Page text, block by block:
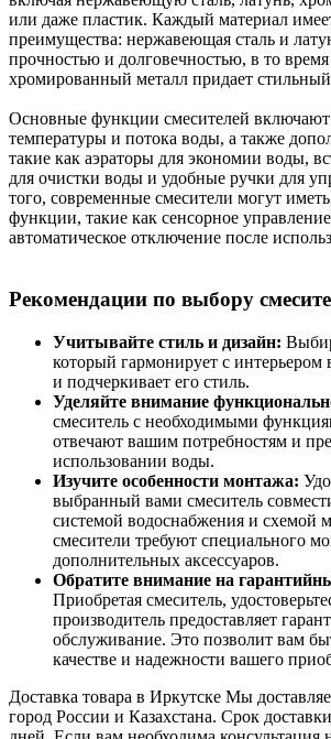
или даже пластик. Каждый материал
преимущества: нержавеющая сталь и
прочностью и долговечностью, в то время
хромированный металл придает
Основные функции смесителей включают
температуры и потока воды, а также
такие как аэраторы для экономии воды,
для очистки воды и удобные ручки для
того, современные смесители могут
функции, такие как сенсорное
автоматическое отключение после
Рекомендации по выбору
Учитывайте стиль и дизайн:
который гармонирует с
и подчеркивает его стиль.
Уделяйте внимание
смеситель с необходимыми
отвечают вашим потребностям и
использовании воды.
Изучите особенности монтажа:
выбранный вами смеситель
системой водоснабжения и схемой
смесители требуют специального
дополнительных аксессуаров.
Обратите внимание на
Приобретая смеситель,
производитель предоставляет
обслуживание. Это позволит вам
качестве и надежности вашего
Доставка товара в Иркутске Мы
город России и Казахстана. Срок